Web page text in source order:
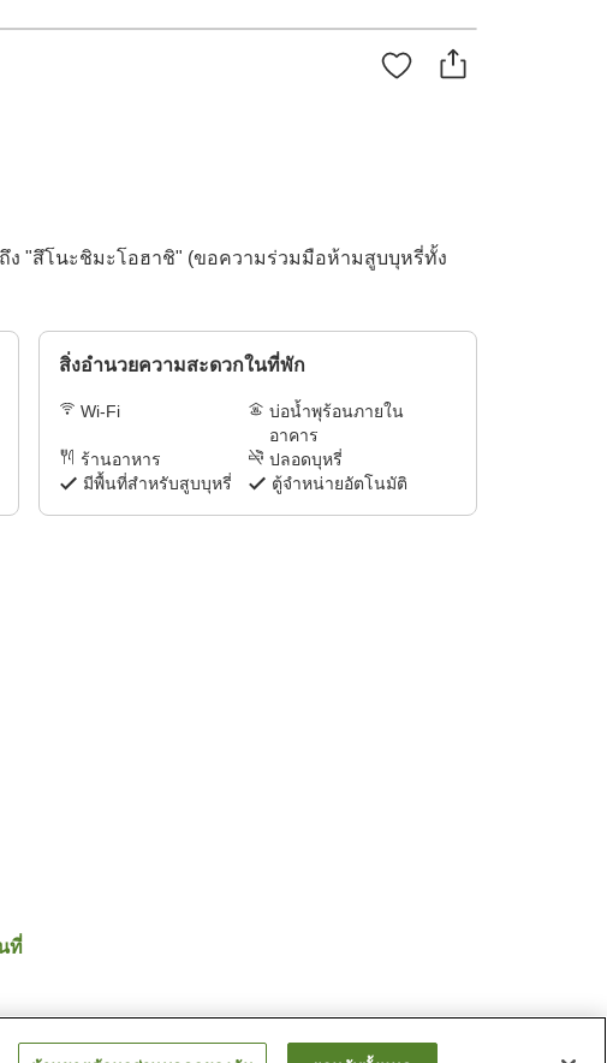
ง "สึโนะชิมะโอฮาชิ" (ขอความร่วมมือห้ามสูบบุหรี่ทั้ง
สิ่งอำนวยความสะดวกในที่พัก
Wi-Fi
บ่อน้ำพุร้อนภายใน
อาคาร
ร้านอาหาร
ปลอดบุหรี่
มีพื้นที่สำหรับสูบบุหรี่
ตู้จำหน่ายอัตโนมัติ
ที่